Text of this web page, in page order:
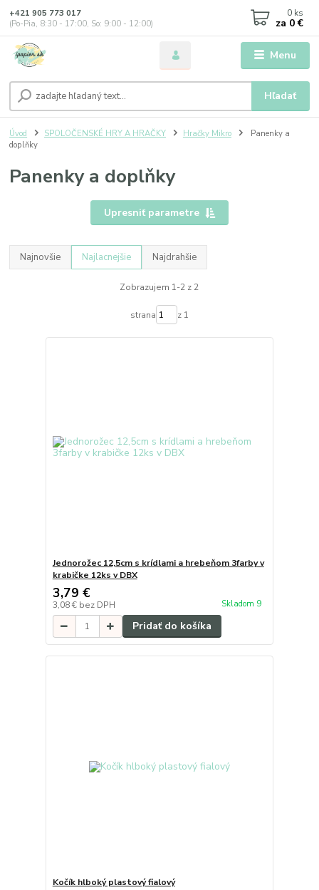
Menu
Hľadať
+421 905 773 017
(Po-Pia, 8:30 - 17:00, So: 9:00 - 12:00)
0 ks
za 0 €
Úvod SPOLOČENSKÉ HRY A HRAČKY Hračky Mikro
Panenky a
doplňky
Panenky a doplňky
Upresniť parametre
Najnovšie Najlacnejšie Najdrahšie
Zobrazujem 1-2 z 2
strana z 1
Jednorožec 12,5cm s krídlami a hrebeňom 3farby v
krabičke 12ks v DBX
3,79 €
3,08 € bez DPH Skladom 9
Pridať do košíka
Kočík hlboký plastový fialový